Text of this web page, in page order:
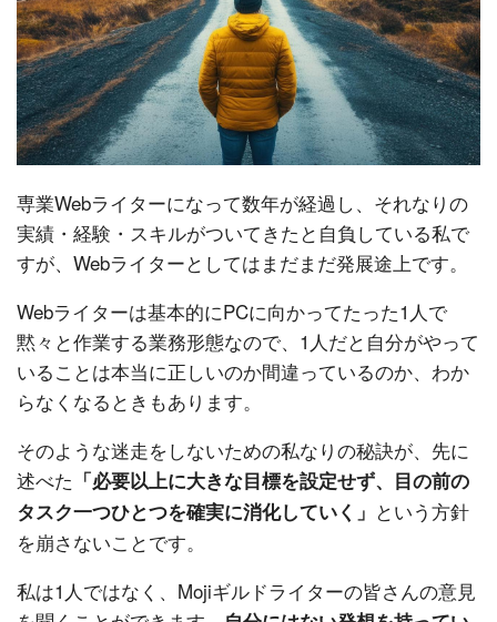
専業Webライターになって数年が経過し、それなりの
実績・経験・スキルがついてきたと自負している私で
すが、Webライターとしてはまだまだ発展途上です。
Webライターは基本的にPCに向かってたった1人で
黙々と作業する業務形態なので、1人だと自分がやって
いることは本当に正しいのか間違っているのか、わか
らなくなるときもあります。
そのような迷走をしないための私なりの秘訣が、先に
述べた 「必要以上に大きな目標を設定せず、目の前の
タスク一つひとつを確実に消化していく」 という方針
を崩さないことです。
私は1人ではなく、Mojiギルドライターの皆さんの意見